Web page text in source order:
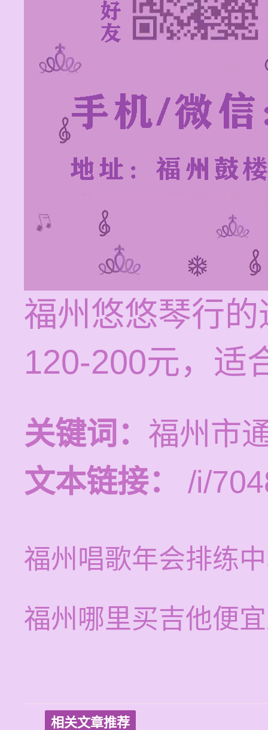
福州悠悠琴行
120-200元，适
关键词： 福州市
文本链接：
/i/
福州唱歌年会排练
福州哪里买吉他便
相关文章推荐